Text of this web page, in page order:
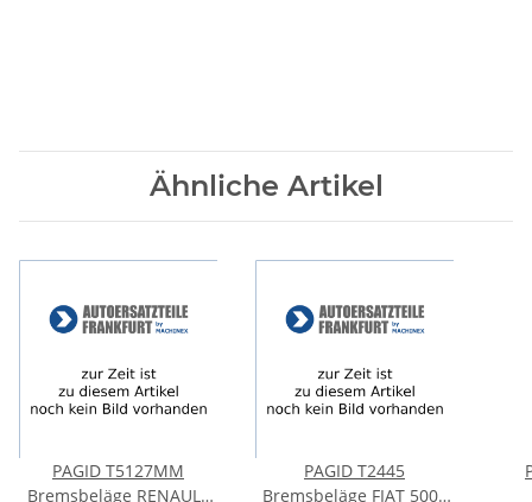
Ähnliche Artikel
PAGID T5127MM
Bremsbeläge RENAULT
PAGID T2445
Bremsbeläge FIAT 500X